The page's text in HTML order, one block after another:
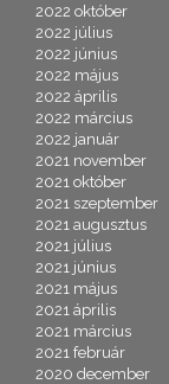
2022 október
2022 július
2022 június
2022 május
2022 április
2022 március
2022 január
2021 november
2021 október
2021 szeptember
2021 augusztus
2021 július
2021 június
2021 május
2021 április
2021 március
2021 február
2020 december